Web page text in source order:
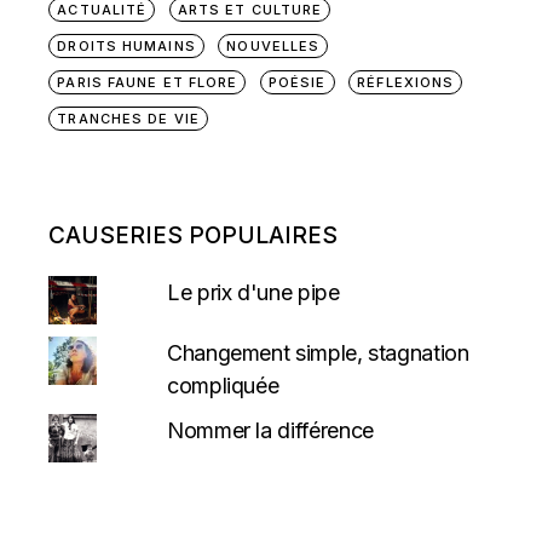
ACTUALITÉ ARTS ET CULTURE
DROITS HUMAINS NOUVELLES
PARIS FAUNE ET FLORE POÉSIE RÉFLEXIONS
TRANCHES DE VIE
CAUSERIES POPULAIRES
Le prix d'une pipe
Changement simple, stagnation
compliquée
Nommer la différence